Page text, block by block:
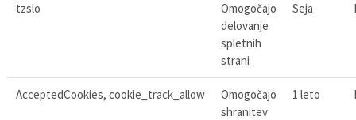
tzslo
Omogočajo
delovanje
spletnih
strani
Seja
AcceptedCookies, cookie_track_allow
Omogočajo
shranitev
1 leto